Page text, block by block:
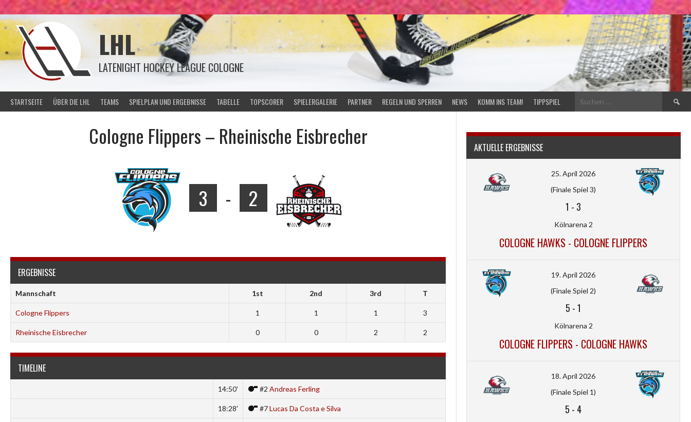
Springe
zum
Inhalt
LHL
LATENIGHT HOCKEY LEAGUE COLOGNE
STARTSEITE ÜBER DIE LHL TEAMS SPIELPLAN UND ERGEBNISSE TABELLE TOPSCORER SPIELERGALERIE PARTNER REGELN UND SPERREN NEWS KOMM INS TEAM! TIPPSPIEL
Suchen
nach:
Cologne Flippers – Rheinische Eisbrecher
3 - 2
ERGEBNISSE
Mannschaft 1st 2nd 3rd T
Cologne Flippers 1 1 1 3
Rheinische Eisbrecher 0 0 2 2
TIMELINE
14:50' #2 Andreas Ferling
18:28' #7Lucas Da Costa e Silva
AKTUELLE ERGEBNISSE
25. April 2026
(Finale Spiel 3)
1 - 3
Kölnarena 2
COLOGNE HAWKS - COLOGNE FLIPPERS
19. April 2026
(Finale Spiel 2)
5 -1
Kölnarena 2
COLOGNE FLIPPERS - COLOGNE HAWKS
18. April 2026
(Finale Spiel 1)
5 - 4